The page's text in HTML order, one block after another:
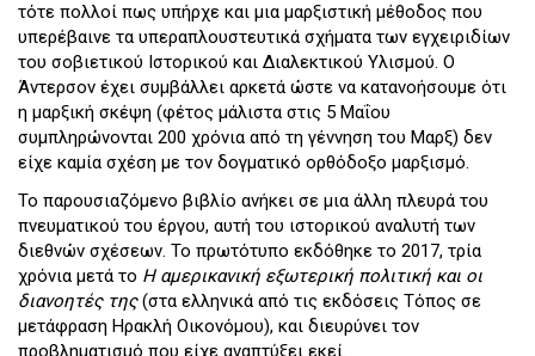
τότε πολλοί πως υπήρχε και μια μαρξιστική μέθοδος που
υπερέβαινε τα υπεραπλουστευτικά σχήματα των εγχειριδίων
του σοβιετικού Ιστορικού και Διαλεκτικού Υλισμού. Ο
Άντερσον έχει συμβάλλει αρκετά ώστε να κατανοήσουμε ότι
η μαρξική σκέψη (φέτος μάλιστα στις 5 Μαΐου
συμπληρώνονται 200 χρόνια από τη γέννηση του Μαρξ) δεν
είχε καμία σχέση με τον δογματικό ορθόδοξο μαρξισμό.
Το παρουσιαζόμενο βιβλίο ανήκει σε μια άλλη πλευρά του
πνευματικού του έργου, αυτή του ιστορικού αναλυτή των
διεθνών σχέσεων. Το πρωτότυπο εκδόθηκε το 2017, τρία
χρόνια μετά το Η αμερικανική εξωτερική πολιτική και οι
διανοητές της(στα ελληνικά από τις εκδόσεις Τόπος σε
μετάφραση Ηρακλή Οικονόμου), και διευρύνει τον
προβληματισμό που είχε αναπτύξει εκεί.